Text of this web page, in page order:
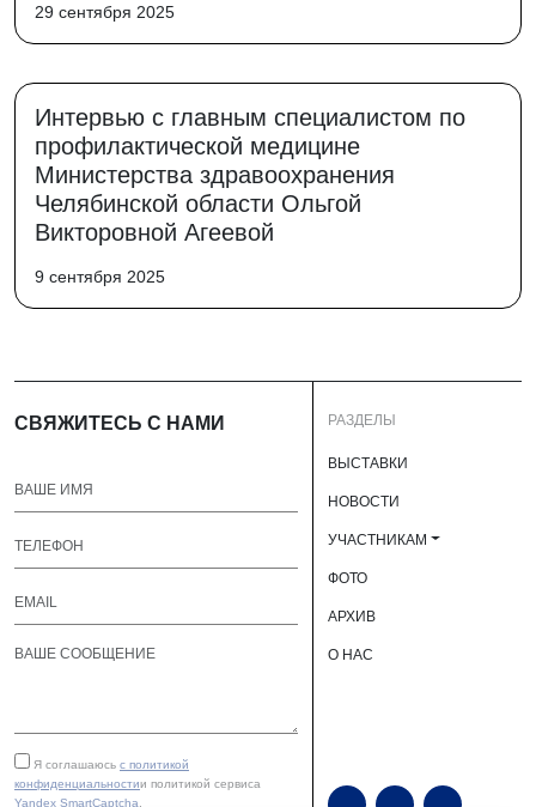
29 сентября 2025
Интервью с главным специалистом по
профилактической медицине
Министерства здравоохранения
Челябинской области Ольгой
Викторовной Агеевой
9 сентября 2025
СВЯЖИТЕСЬ С НАМИ
Я соглашаюсь с политикой
конфиденциальностии политикой сервиса
Yandex SmartCaptcha
РАЗДЕЛЫ
ВЫСТАВКИ
НОВОСТИ
УЧАСТНИКАМ
ФОТО
АРХИВ
О НАС